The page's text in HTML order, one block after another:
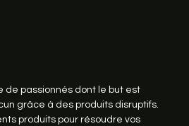
de passionnés dont le but est
grâce à des produits disruptifs.
produits pour résoudre vos